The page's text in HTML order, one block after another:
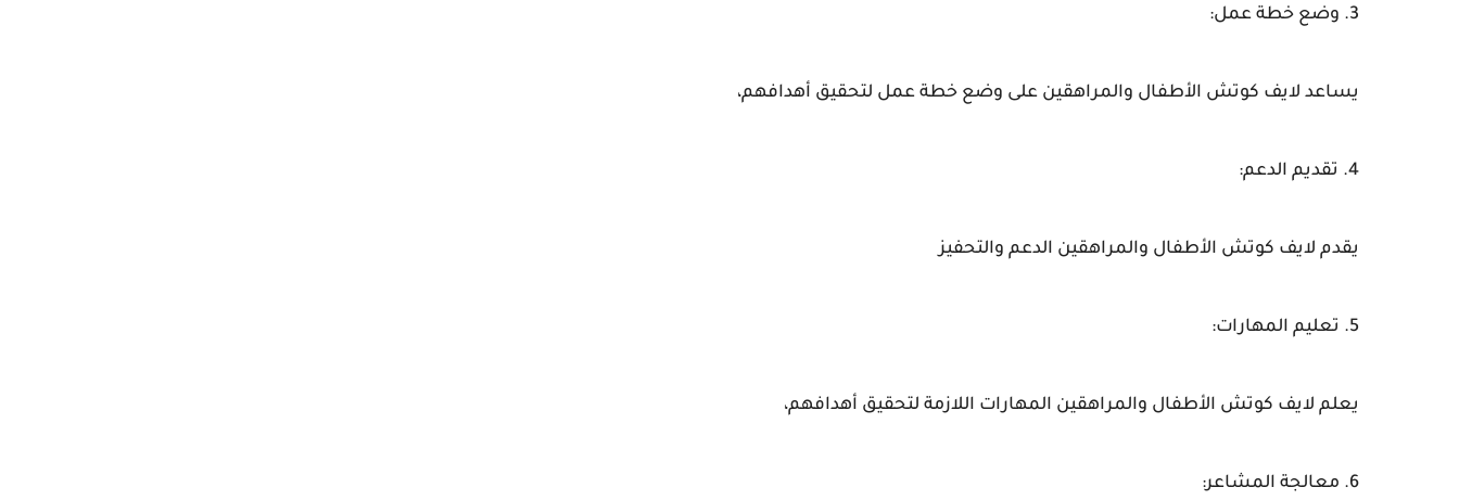
3. وضع خطة عمل:
يساعد لايف كوتش الأطفال والمراهقين على وضع خطة عمل لتحقيق أهدافهم،
4. تقديم الدعم:
يقدم لايف كوتش الأطفال والمراهقين الدعم والتحفيز
5. تعليم المهارات:
يعلم لايف كوتش الأطفال والمراهقين المهارات اللازمة لتحقيق أهدافهم،
6. معالجة المشاعر: